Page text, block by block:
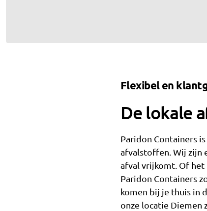
Flexibel en
De lokale
Paridon Containers
afvalstoffen. Wij zijn
afval vrijkomt. Of het
Paridon Containers
komen bij je thuis in
onze locatie Diemen